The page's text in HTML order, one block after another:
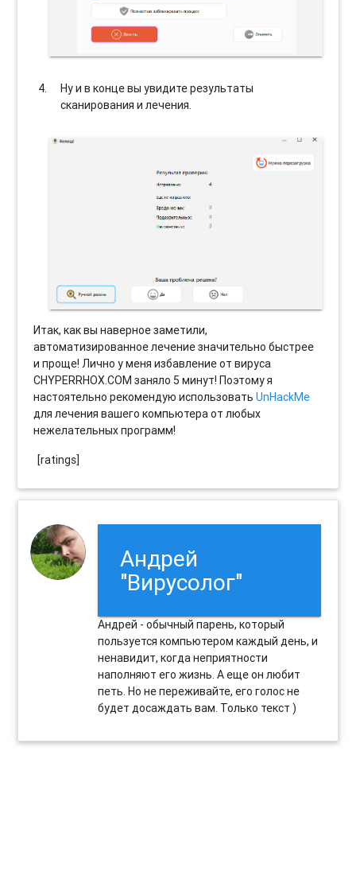
Ну и в конце вы увидите результаты
сканирования и лечения.
Итак, как вы наверное заметили,
автоматизированное лечение значительно быстрее
и проще! Лично у меня избавление от вируса
CHYPERRHOX.COM заняло 5 минут! Поэтому я
настоятельно рекомендую использоватьUnHackMe
для лечения вашего компьютера от любых
нежелательных программ!
[ratings]
Андрей
"Вирусолог"
Андрей - обычный парень, который
пользуется компьютером каждый день, и
ненавидит, когда неприятности
наполняют его жизнь. А еще он любит
петь. Но не переживайте, его голос не
будет досаждать вам. Только текст )